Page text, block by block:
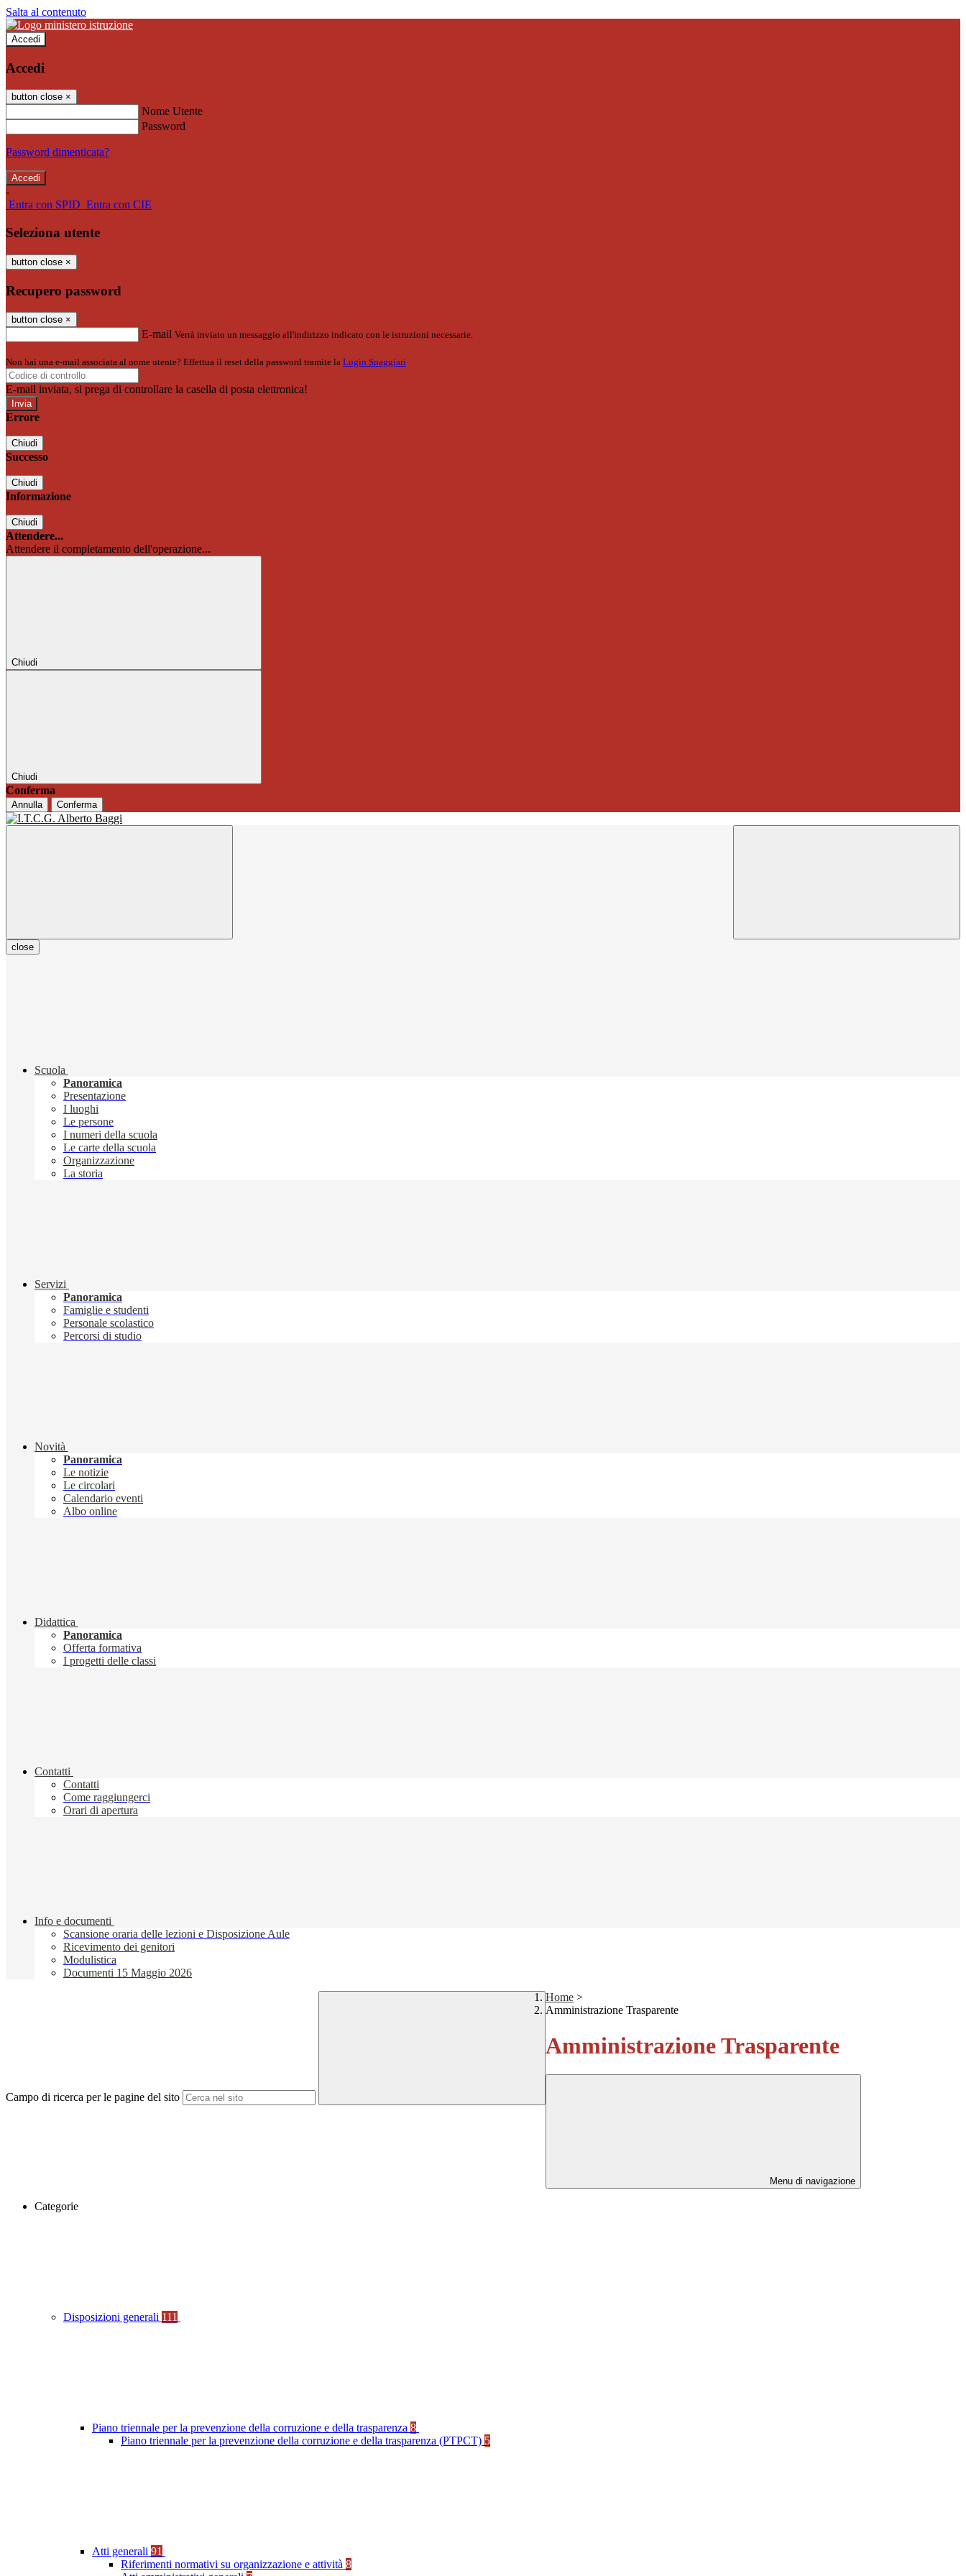
Salta al contenuto
Accedi
Accedi
button close ×
Nome Utente
Password
Password dimenticata?
-
Entra con SPID Entra con CIE
Seleziona utente
button close ×
Recupero password
button close ×
E-mail Verrà inviato un messaggio all'indirizzo indicato con le istruzioni necessarie.
Non hai una e-mail associata al nome utente? Effettua il reset della password tramite la Login Spaggiari
E-mail inviata, si prega di controllare la casella di posta elettronica!
Errore
Chiudi
Successo
Chiudi
Informazione
Chiudi
Attendere...
Attendere il completamento dell'operazione...
Chiudi
Chiudi
Conferma
Annulla Conferma
close
Scuola
Panoramica
Presentazione
I luoghi
Le persone
I numeri della scuola
Le carte della scuola
Organizzazione
La storia
Servizi
Panoramica
Famiglie e studenti
Personale scolastico
Percorsi di studio
Novità
Panoramica
Le notizie
Le circolari
Calendario eventi
Albo online
Didattica
Panoramica
Offerta formativa
I progetti delle classi
Contatti
Contatti
Come raggiungerci
Orari di apertura
Info e documenti
Scansione oraria delle lezioni e Disposizione Aule
Ricevimento dei genitori
Modulistica
Documenti 15 Maggio 2026
Campo di ricerca per le pagine del sito
Home >
Amministrazione Trasparente
Amministrazione Trasparente
Menu di navigazione
Categorie
Disposizioni generali 111
Piano triennale per la prevenzione della corruzione e della trasparenza 8
Piano triennale per la prevenzione della corruzione e della trasparenza (PTPCT) 5
Atti generali 91
Riferimenti normativi su organizzazione e attività 8